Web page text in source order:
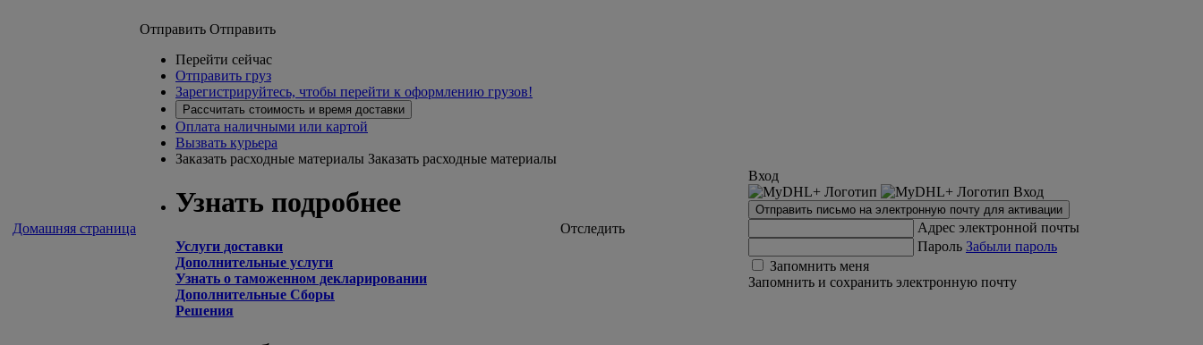
Домашняя страница
Отправить Отправить
Перейти сейчас
Отправить груз
Зарегистрируйтесь, чтобы перейти к оформлению грузов!
Рассчитать стоимость и время доставки
Оплата наличными или картой
Вызвать курьера
Заказать расходные материалы Заказать расходные материалы
Узнать подробнее
Услуги доставки
Дополнительные услуги
Узнать о таможенном декларировании
Дополнительные Сборы
Решения
Отследить
Вход
Вход
Отправить письмо на электронную почту для активации
Адрес электронной почты
Пароль Забыли пароль
Запомнить меня
Запомнить и сохранить электронную почту